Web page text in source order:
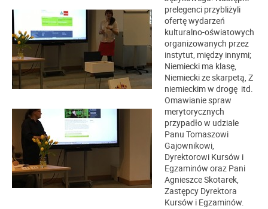
prelegenci przybliżyli
ofertę wydarzeń
kulturalno-oświatowych
organizowanych przez
instytut, między innymi;
Niemiecki ma klasę,
Niemiecki ze skarpetą, Z
niemieckim w drogę itd.
Omawianie spraw
merytorycznych
przypadło w udziale
Panu Tomaszowi
Gajownikowi,
Dyrektorowi Kursów i
Egzaminów oraz Pani
Agnieszce Skotarek,
Zastępcy Dyrektora
Kursów i Egzaminów.